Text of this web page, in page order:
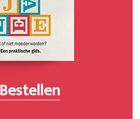
Bestellen